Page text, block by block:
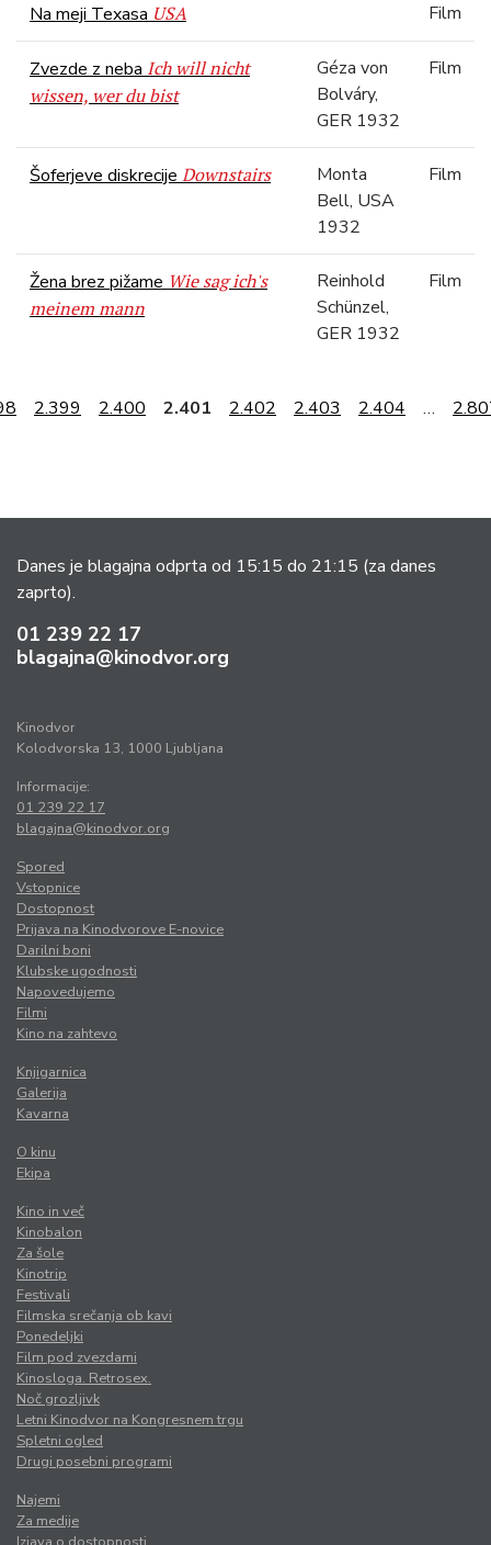
Na meji Texasa USA Film
Zvezde z neba Ich will nicht
wissen, wer du bist
Géza von
Bolváry,
GER 1932
Film
Šoferjeve diskrecije Downstairs
Monta
Bell, USA
1932
Film
Žena brez pižame Wie sag ich's
meinem mann
Reinhold
Schünzel,
GER 1932
Film
2.399 2.400 2.401 2.402 2.403 2.404 …
Danes je blagajna odprta od 15:15 do 21:15 (za danes
zaprto).
01 239 22 17
blagajna@kinodvor.org
Kinodvor
Kolodvorska 13, 1000 Ljubljana
Informacije:
01 239 22 17
blagajna@kinodvor.org
Spored
Vstopnice
Dostopnost
Prijava na Kinodvorove E-novice
Darilni boni
Klubske ugodnosti
Napovedujemo
Filmi
Kino na zahtevo
Knjigarnica
Galerija
Kavarna
O kinu
Ekipa
Kino in več
Kinobalon
Za šole
Kinotrip
Festivali
Filmska srečanja ob kavi
Ponedeljki
Film pod zvezdami
Kinosloga. Retrosex.
Noč grozljivk
Letni Kinodvor na Kongresnem trgu
Spletni ogled
Drugi posebni programi
Najemi
Za medije